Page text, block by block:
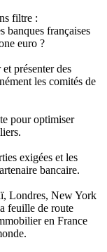
filtre :
banques françaises
euro ?
présenter des
les comités de
pour optimiser
exigées et les
bancaire.
Londres, New York
feuille de route
en France